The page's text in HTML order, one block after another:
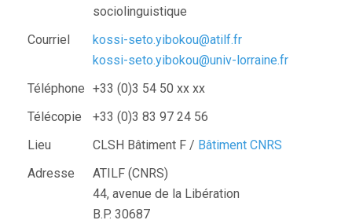
sociolinguistique
Courriel
kossi-seto.yibokou@atilf.fr
kossi-seto.yibokou@univ-lorraine.fr
Téléphone +33 (0)3 54 50 xx xx
Télécopie
+33 (0)3 83 97 24 56
Lieu
CLSH Bâtiment F / Bâtiment CNRS
Adresse
ATILF (CNRS)
44, avenue de la Libération
B.P. 30687